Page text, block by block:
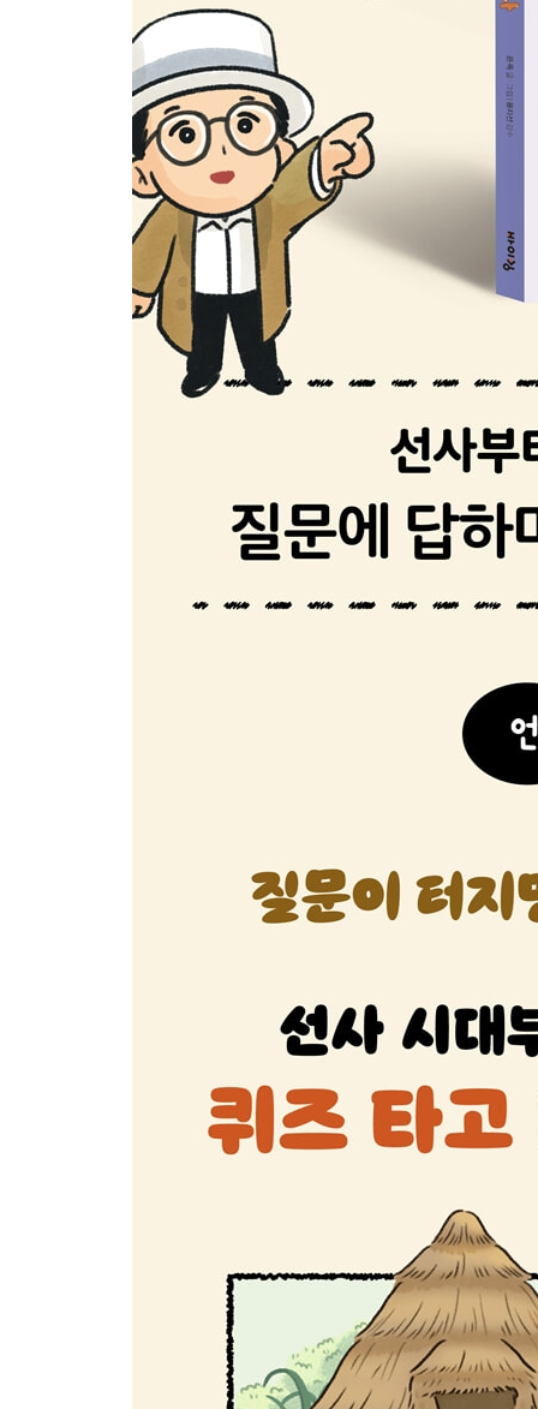
해시계 ‘앙부일구’, 물시계 ‘자격루’ 등을 만든 과학
조카인 어린 단종을 몰아내고 왕이 된 인물은 누구
조선 시대 최고 교육 기관은 무엇일까요?
조선의 통치 기준이 된 법전은 무엇일까요?
‘흥청망청’이라는 말과 관련이 깊은 왕은 누구일까
그림 속 인물들의 신분은 무엇일까요?
율곡 이이와 더불어 손꼽히는 사상가이자 동방의
태조 때부터 철종 때까지의 역사적 사실을 왕별로
두 차례에 걸쳐 일본이 조선을 침략해 일으킨 전쟁
임진왜란 때 왜군을 무찌르며 활약했던 조선의 철
인조반정이 일어나 왕의 자리에서 쫓겨나게 된 왕
『동의보감』을 쓴 인물은 누구일까요?
청나라의 침략으로 인조가 남한산성에 피난을 갔
영조가 신하들에게 서로 싸우지 말고 화합하라는
빈칸에 들어갈 인물은 누구일까요?
정조를 도와 수원 화성을 설계한 인물은 누구일까
조선 후기에 왜 양반의 수가 크게 늘었을까요?
제주도에 흉년이 들었을 때, 자신의 전 재산을 바
서양 세력의 침략을 겪은 후, 흥선 대원군이 전국
조선과 일본이 강화도에서 맺은 불평등 조약은 무
‘녹두 장군’이라고 불리며 동학 농민 운동을 이끈
조선의 법과 제도를 바꾼 갑오개혁은 어느 나라의
일본이 우리나라의 외교권을 빼앗기 위해 강제로
고종은 왜 네덜란드 헤이그에 특사를 보냈을까요?
3 · 1 운동은 왜 3월 1일에 일어났을까요?
독립운동가들이 중국 상하이에 세운 통합 정부는
1909년 만주 하얼빈 역에서 이토 히로부미를 저격
중국 상하이에서 열린 일왕의 생일 행사장에서 윤
최초의 우리말 백과사전인 『조선말 큰사전』을
우리나라 나비 연구의 기틀을 마련한 나비 박사는
방정환 선생님이 어린이들을 위해 만든 날은 무엇
독립운동가들을 가두고 잔혹하게 고문했던 곳으
도전! 한국사 골든벨